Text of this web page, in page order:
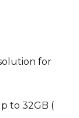
for
to 32GB (